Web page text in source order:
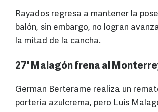
Rayados regresa a mantener la
balón, sin embargo, no logran
la mitad de la cancha.
27' Malagón frena al
German Berterame realiza un
portería azulcrema, pero Luis